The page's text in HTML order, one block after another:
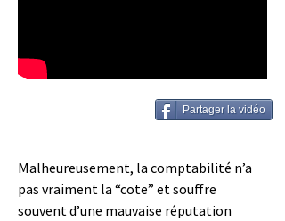
Partager la vidéo
Malheureusement, la comptabilité n’a
pas vraiment la “cote” et souffre
souvent d’une mauvaise réputation